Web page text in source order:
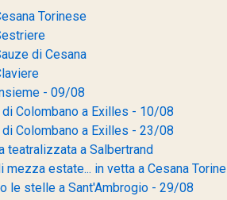
Torinese
di Cesana
- 09/08
di Colombano a Exilles - 10/08
di Colombano a Exilles - 23/08
teatralizzata a Salbertrand
mezza estate... in vetta a Cesana
le stelle a Sant'Ambrogio - 29/08